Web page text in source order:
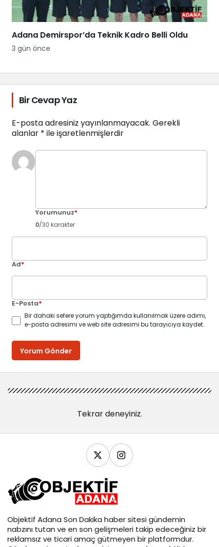
Adana Demirspor’da Teknik Kadro Belli Oldu
3 gün önce
Bir Cevap Yaz
E-posta adresiniz yayınlanmayacak. Gerekli
alanlar * ile işaretlenmişlerdir
Yorumunuz*
0/30 karakter
Ad*
E-Posta*
Bir dahaki sefere yorum yaptığımda kullanılmak üzere adımı,
e-posta adresimi ve web site adresimi bu tarayıcıya kaydet.
Yorum Gönder
Tekrar deneyiniz.
Objektif Adana Son Dakika haber sitesi gündemin
nabzını tutan ve en son gelişmeleri takip edeceğiniz bir
reklamsız ve ticari amaç gütmeyen bir platformdur.